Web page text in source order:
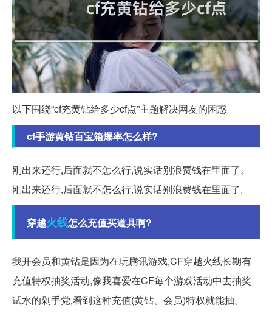
以下围绕“cf充黄钻给多少cf点”主题解决网友的困惑
cf手游黄钻百宝箱爆率怎么样?
刚出来还行,后面就不怎么行,说实话别浪费钱在里面了。
刚出来还行,后面就不怎么行,说实话别浪费钱在里面了。
穿越火线怎么充值买道具啊?
我开会员和黄钻是因为在玩腾讯游戏,CF穿越火线长期有
充值特权抽奖活动,像我喜爱在CF每个游戏活动中去抽奖
试水的剁手党,看到这种充值(黄钻、会员)特权就能抽。